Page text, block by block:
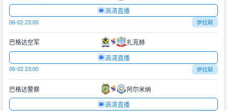
高清直播
06-02 23:00 伊拉联
巴格达空军 扎克赫
高清直播
06-02 23:00 伊拉联
巴格达警察 阿尔米纳
高清直播